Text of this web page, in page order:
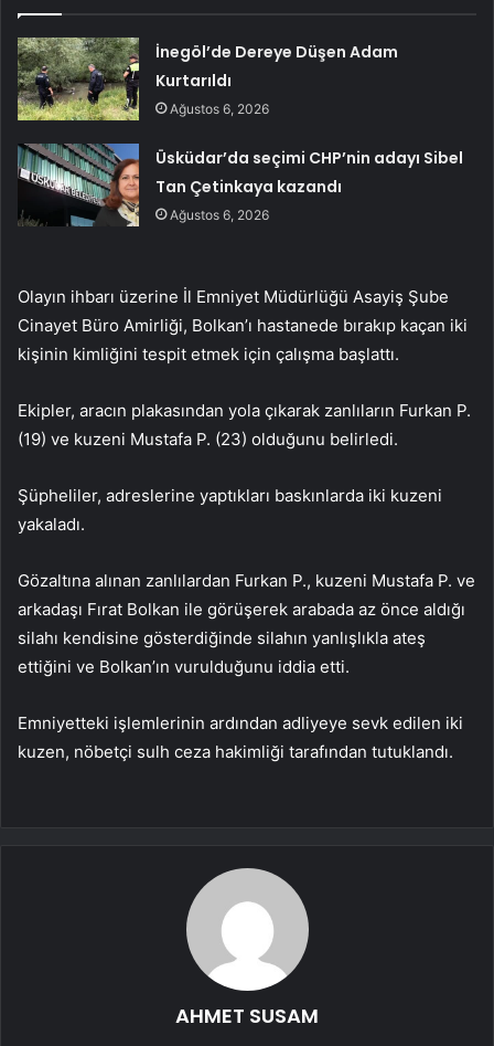
İnegöl’de Dereye Düşen Adam
Kurtarıldı
Ağustos 6, 2026
Üsküdar’da seçimi CHP’nin adayı Sibel
Tan Çetinkaya kazandı
Ağustos 6, 2026
Olayın ihbarı üzerine İl Emniyet Müdürlüğü Asayiş Şube
Cinayet Büro Amirliği, Bolkan’ı hastanede bırakıp kaçan iki
kişinin kimliğini tespit etmek için çalışma başlattı.
Ekipler, aracın plakasından yola çıkarak zanlıların Furkan P.
(19) ve kuzeni Mustafa P. (23) olduğunu belirledi.
Şüpheliler, adreslerine yaptıkları baskınlarda iki kuzeni
yakaladı.
Gözaltına alınan zanlılardan Furkan P., kuzeni Mustafa P. ve
arkadaşı Fırat Bolkan ile görüşerek arabada az önce aldığı
silahı kendisine gösterdiğinde silahın yanlışlıkla ateş
ettiğini ve Bolkan’ın vurulduğunu iddia etti.
Emniyetteki işlemlerinin ardından adliyeye sevk edilen iki
kuzen, nöbetçi sulh ceza hakimliği tarafından tutuklandı.
AHMET SUSAM